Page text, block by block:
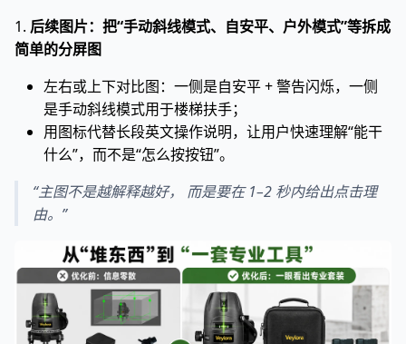
1. 后续图片：把“手动斜线模式、自安平、户外模式”等拆成
简单的分屏图
左右或上下对比图：一侧是自安平 + 警告闪烁，一侧
是手动斜线模式用于楼梯扶手；
用图标代替长段英文操作说明，让用户快速理解“能干
什么”，而不是“怎么按按钮”。
“主图不是越解释越好， 而是要在 1–2 秒内给出点击理
由。”